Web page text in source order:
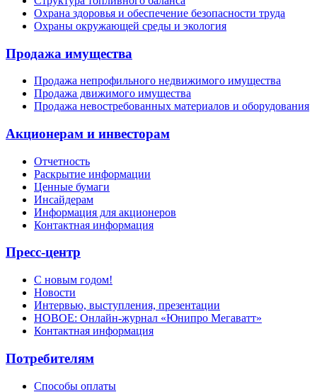
Охрана здоровья и обеспечение безопасности труда
Охраны окружающей среды и экология
Продажа имущества
Продажа непрофильного недвижимого имущества
Продажа движимого имущества
Продажа невостребованных материалов и оборудования
Акционерам и инвесторам
Отчетность
Раскрытие информации
Ценные бумаги
Инсайдерам
Информация для акционеров
Контактная информация
Пресс-центр
С новым годом!
Новости
Интервью, выступления, презентации
НОВОЕ: Онлайн-журнал «Юнипро Мегаватт»
Контактная информация
Потребителям
Способы оплаты